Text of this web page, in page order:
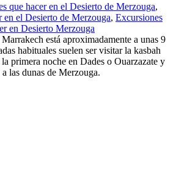
que hacer en el Desierto de Merzouga,
el Desierto de Merzouga, Excursiones
en Desierto Merzouga
está aproximadamente a unas 9
habituales suelen ser visitar la kasbah
primera noche en Dades o Ouarzazate y
las dunas de Merzouga.